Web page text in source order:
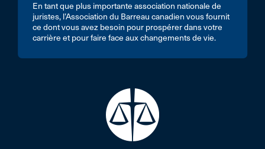
En tant que plus importante association nationale de
juristes, l’Association du Barreau canadien vous fournit
ce dont vous avez besoin pour prospérer dans votre
carrière et pour faire face aux changements de vie.